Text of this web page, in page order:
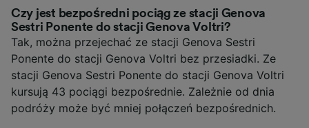
Czy jest bezpośredni pociąg ze stacji Genova
Sestri Ponente do stacji Genova Voltri?
Tak, można przejechać ze stacji Genova Sestri
Ponente do stacji Genova Voltri bez przesiadki. Ze
stacji Genova Sestri Ponente do stacji Genova Voltri
kursują 43 pociągi bezpośrednie. Zależnie od dnia
podróży może być mniej połączeń bezpośrednich.